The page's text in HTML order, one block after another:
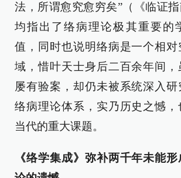
法，所谓愈究愈穷矣”（《临证指
均指出了络病理论极其重要的
值，同时也说明络病是一个相
域，惜叶天士身后二百余年间，
屡有验案，却仍未被系统深入
络病理论体系，实乃历史之憾
当代的重大课题。
《络学集成》弥补两千年未能